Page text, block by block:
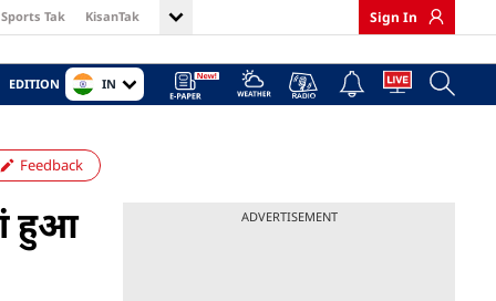
Sports Tak KisanTak Sign In
EDITION IN
Feedback
हुआ
ADVERTISEMENT